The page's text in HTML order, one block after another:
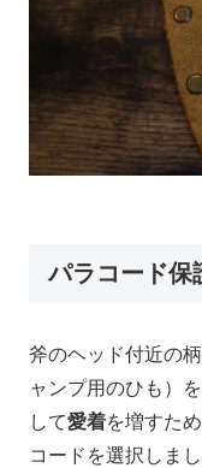
パラコード保
斧のヘッド付近の
ャンプ用のひも）
して愛着を増すた
コードを選択しまし